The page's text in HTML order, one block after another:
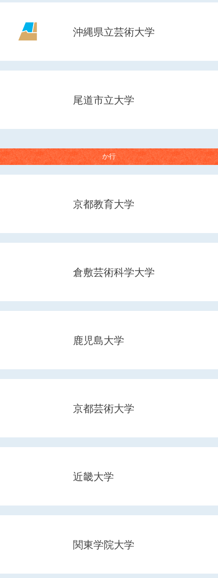
沖縄県立芸術大学
尾道市立大学
か行
京都教育大学
倉敷芸術科学大学
鹿児島大学
京都芸術大学
近畿大学
関東学院大学